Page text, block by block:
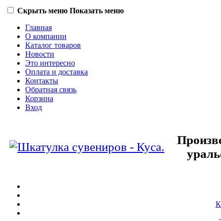
Скрыть меню Показать меню
Главная
О компании
Каталог товаров
Новости
Это интересно
Оплата и доставка
Контакты
Обратная связь
Корзина
Вход